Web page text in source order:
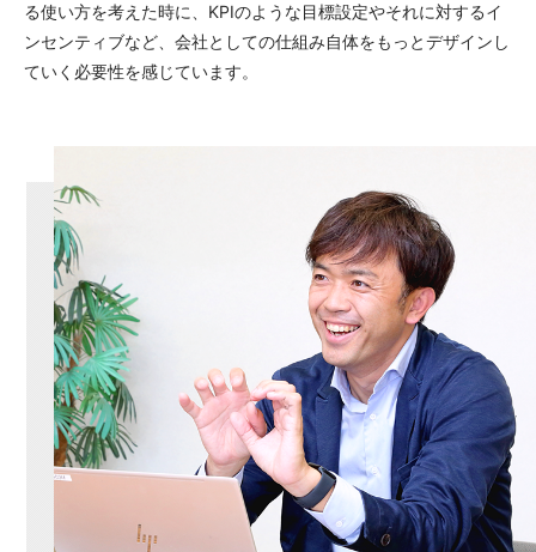
る使い方を考えた時に、KPIのような目標設定やそれに対するイ
ンセンティブなど、会社としての仕組み自体をもっとデザインし
ていく必要性を感じています。